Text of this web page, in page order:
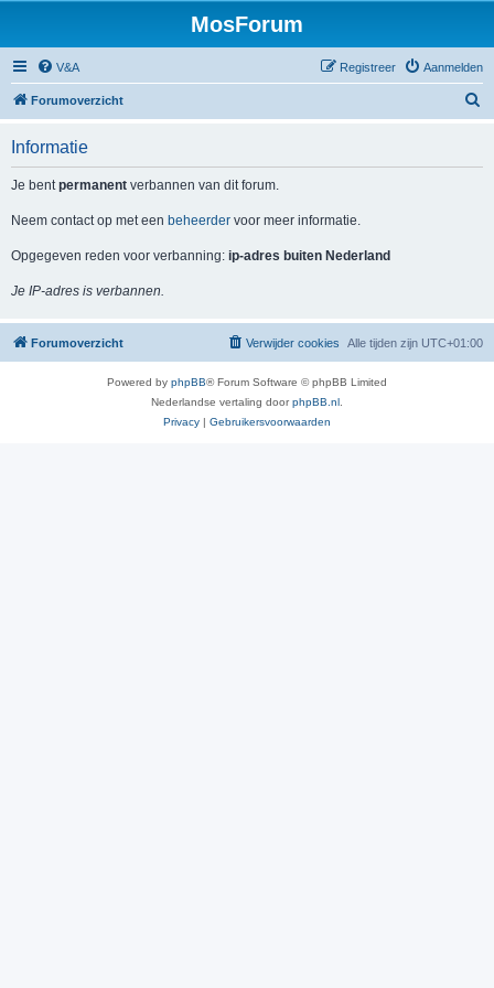
MosForum
V&A Aanmelden
Registreer
Forumoverzicht
Informatie
Je bentpermanent verbannen van dit forum.
Neem contact op met een beheerder voor meer informatie.
Opgegeven reden voor verbanning: ip-adres buiten Nederland
Je IP-adres is verbannen.
Forumoverzicht Alle tijden zijn UTC+01:00
Verwijder cookies
Powered by phpBB® Forum Software © phpBB Limited
Nederlandse vertaling doorphpBB.nl
Privacy | Gebruikersvoorwaarden